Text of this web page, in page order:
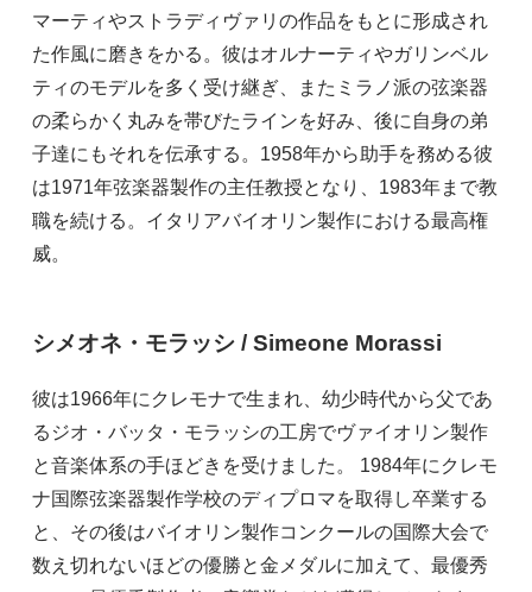
マーティやストラディヴァリの作品をもとに形成され
た作風に磨きをかる。彼はオルナーティやガリンベル
ティのモデルを多く受け継ぎ、またミラノ派の弦楽器
の柔らかく丸みを帯びたラインを好み、後に自身の弟
子達にもそれを伝承する。1958年から助手を務める彼
は1971年弦楽器製作の主任教授となり、1983年まで教
職を続ける。イタリアバイオリン製作における最高権
威。
シメオネ・モラッシ / Simeone Morassi
彼は1966年にクレモナで生まれ、幼少時代から父であ
るジオ・バッタ・モラッシの工房でヴァイオリン製作
と音楽体系の手ほどきを受けました。 1984年にクレモ
ナ国際弦楽器製作学校のディプロマを取得し卒業する
と、その後はバイオリン製作コンクールの国際大会で
数え切れないほどの優勝と金メダルに加えて、最優秀